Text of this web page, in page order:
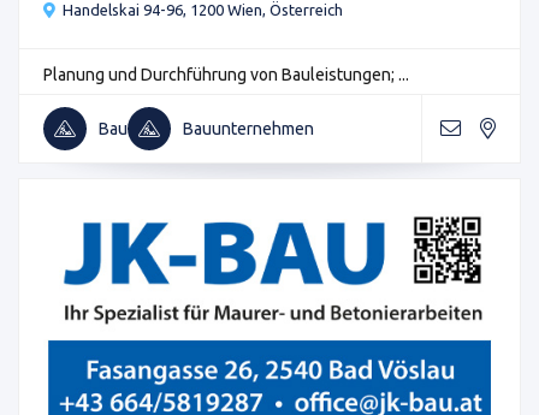
Handelskai 94-96, 1200 Wien, Österreich
Planung und Durchführung von Bauleistungen; ...
Bau Bauunternehmen